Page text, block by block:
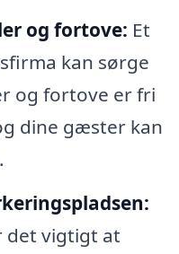
og fortove: Et
kan sørge
og fortove er fri
dine gæster kan
det vigtigt at